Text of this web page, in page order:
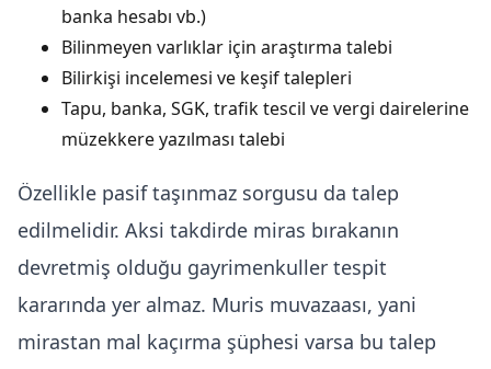
banka hesabı vb.)
Bilinmeyen varlıklar için araştırma talebi
Bilirkişi incelemesi ve keşif talepleri
Tapu, banka, SGK, trafik tescil ve vergi dairelerine
müzekkere yazılması talebi
Özellikle pasif taşınmaz sorgusu da talep
edilmelidir. Aksi takdirde miras bırakanın
devretmiş olduğu gayrimenkuller tespit
kararında yer almaz. Muris muvazaası, yani
mirastan mal kaçırma şüphesi varsa bu talep